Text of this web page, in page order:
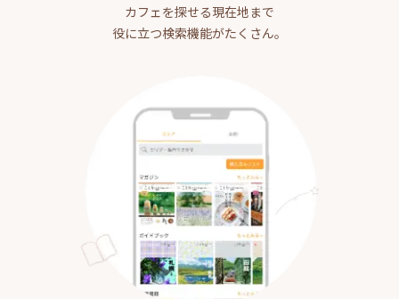
カフェを探せる現在地まで
役に立つ検索機能がたくさん。